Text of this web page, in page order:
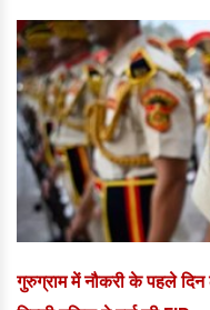
किया।
गुरुग्राम में नौकरी के पहले